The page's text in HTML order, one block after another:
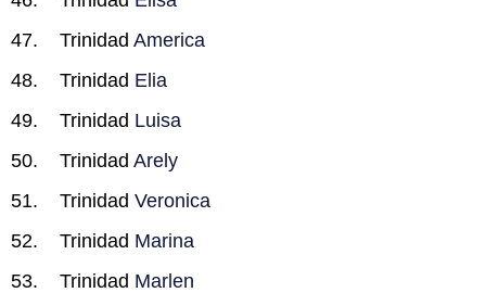
Trinidad America
Trinidad Elia
Trinidad Luisa
Trinidad Arely
Trinidad Veronica
Trinidad Marina
Trinidad Marlen